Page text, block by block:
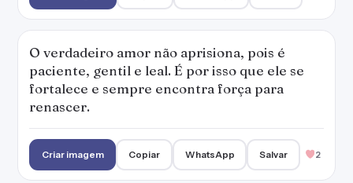
O verdadeiro amor não aprisiona, pois é
paciente, gentil e leal. É por isso que ele se
fortalece e sempre encontra força para
renascer.
Criar imagem Copiar WhatsApp Salvar 2